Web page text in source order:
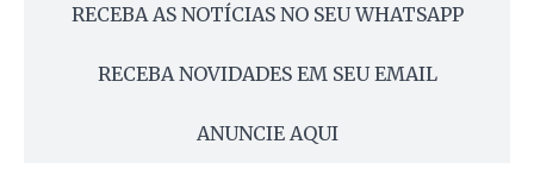
RECEBA AS NOTÍCIAS NO SEU WHATSAPP
RECEBA NOVIDADES EM SEU EMAIL
ANUNCIE AQUI